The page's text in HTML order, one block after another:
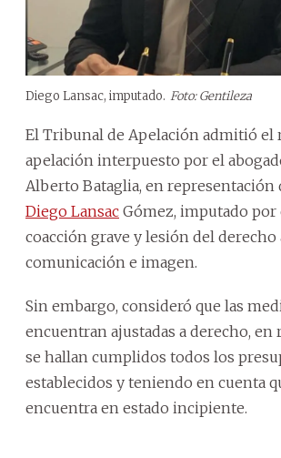
Diego Lansac, imputado. Foto: Gentileza
El Tribunal de Apelación admitió el
apelación interpuesto por el
Alberto Bataglia, en representación
Diego Lansac Gómez, imputado por
coacción grave y lesión del derecho
comunicación e imagen.
Sin embargo, consideró que las
encuentran ajustadas a derecho, en
se hallan cumplidos todos los
establecidos y teniendo en cuenta
encuentra en estado incipiente.